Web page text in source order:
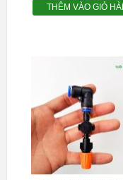
THÊM VÀO GIỎ